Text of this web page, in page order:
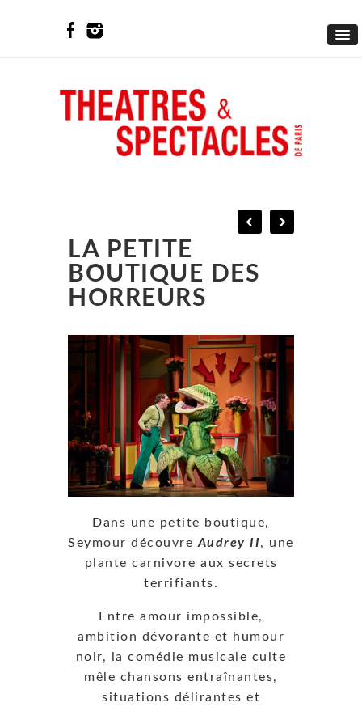
LA PETITE
BOUTIQUE DES
HORREURS
Dans une petite boutique,
Seymour découvre Audrey II, une
plante carnivore aux secrets
terrifiants.
Entre amour impossible,
ambition dévorante et humour
noir, la comédie musicale culte
mêle chansons entraînantes,
situations délirantes et